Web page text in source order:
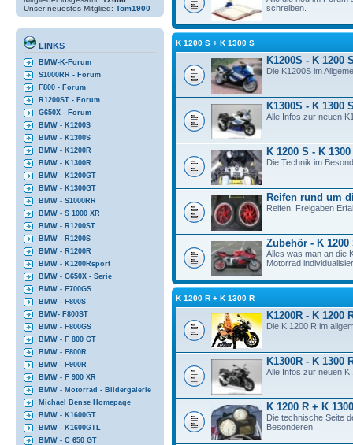
Unser neuestes Mitglied: Tom1900
LINKS
BMW-K-Forum
S1000RR - Forum
F800 - Forum
R1200ST - Forum
G650X - Forum
BMW - K1200S
BMW - K1300S
BMW - K1200R
BMW - K1300R
BMW - K1200GT
BMW - K1300GT
BMW - S1000RR
BMW - S 1000 XR
BMW - R1200ST
BMW - R1200S
BMW - R1200R
BMW - K1200Rsport
BMW - G650X - Serie
BMW - F700GS
BMW - F800S
BMW- F800ST
BMW - F800GS
BMW - F 800 GT
BMW - F800R
BMW - F900R
BMW - F 900 XR
BMW - Motorrad - Bildergalerie
Michael Bense Homepage
BMW - K1600GT
BMW - K1600GTL
BMW - C 650 GT
schreiben.
K 1200 S + K 1300 S
K1200S - K 1200
Die K1200S im
K1300S - K 1300
Alle Infos zur neuen
K 1200 S - K
Die Technik im
Reifen rund um
Reifen, Freigaben
Zubehör - K 1200
Alles was man an die
Motorrad
K 1200 R + K 1300 R
K1200R - K 1200
Die K 1200 R im
K1300R - K 1300
Alle Infos zur neuen K
K 1200 R + K
Die technische Seite
Besonderen.